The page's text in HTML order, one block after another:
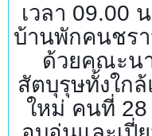
เวลา 09.00
บ้านพักคนชร
ด้วยคณะน
สัตบุรุษทั้งใก
ใหม่ คนที่